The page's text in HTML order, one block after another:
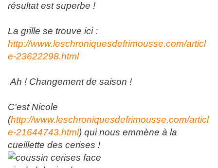
résultat est superbe !
La grille se trouve ici :
http://www.leschroniquesdefrimousse.com/articl
e-23622298.html
Ah ! Changement de saison !
C'est Nicole
(http://www.leschroniquesdefrimousse.com/articl
e-21644743.html) qui nous emmène à la
cueillette des cerises !